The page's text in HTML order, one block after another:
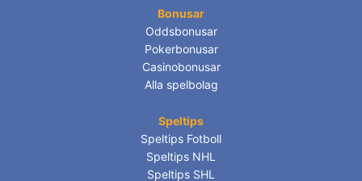
Bonusar
Oddsbonusar
Pokerbonusar
Casinobonusar
Alla spelbolag
Speltips
Speltips Fotboll
Speltips NHL
Speltips SHL